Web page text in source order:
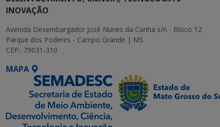
INOVAÇÃO
Avenida Desembargador José Nunes da Cunha s/n - Bloco 12
Parque dos Poderes - Campo Grande | MS
CEP.: 79031-310
MAPA